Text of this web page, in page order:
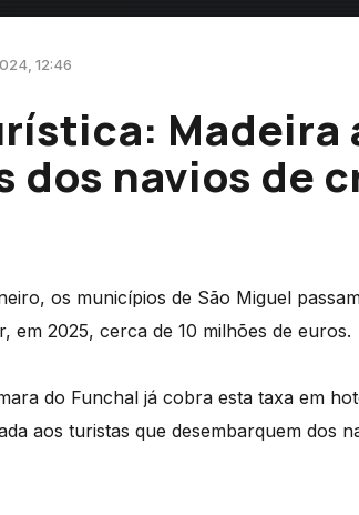
12:46
Madeira
dos navios de
os municípios de São Miguel
em 2025, cerca de 10 milhões de euros.
do Funchal já cobra esta taxa em
aos turistas que desembarquem dos